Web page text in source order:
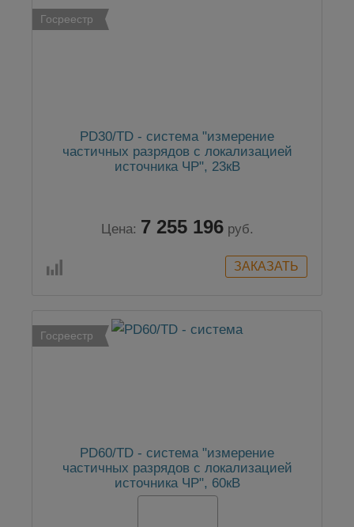
Госреестр
PD30/TD - система "измерение
частичных разрядов с локализацией
источника ЧР", 23кВ
Цена: 7 255 196 руб.
Госреестр
PD60/TD - система "измерение
частичных разрядов с локализацией
источника ЧР", 60кВ